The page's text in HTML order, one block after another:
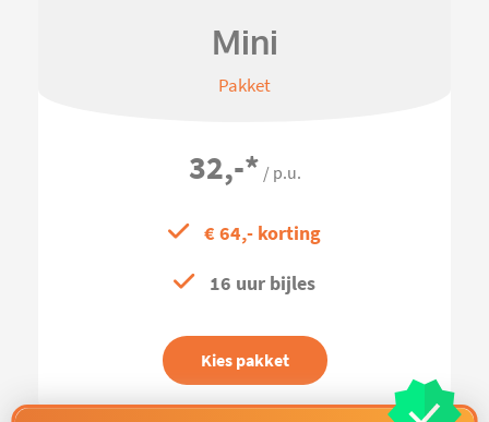
Mini
Pakket
32,-* / p.u.
€ 64,- korting
16 uur bijles
Kies pakket